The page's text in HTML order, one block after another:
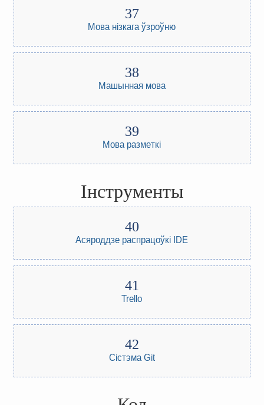
Мова нізкага ўзроўню
Машынная мова
Мова разметкі
Інструменты
Асяроддзе распрацоўкі IDE
Trello
Сістэма Git